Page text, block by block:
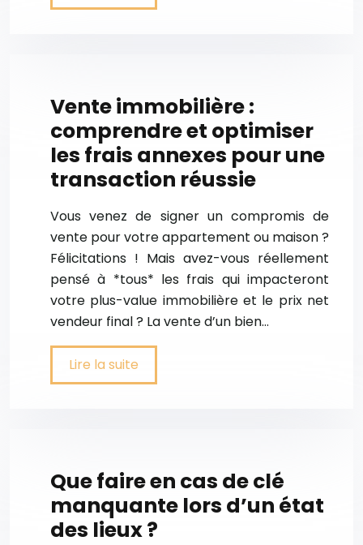
Vente immobilière :
comprendre et optimiser
les frais annexes pour une
transaction réussie
Vous venez de signer un compromis de
vente pour votre appartement ou maison ?
Félicitations ! Mais avez-vous réellement
pensé à *tous* les frais qui impacteront
votre plus-value immobilière et le prix net
vendeur final ? La vente d’un bien…
Lire la suite
Que faire en cas de clé
manquante lors d’un état
des lieux ?